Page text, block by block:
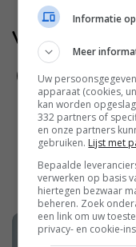
Volg jij ons al?
Informatie
Meer
Uw
apparaat (cookies,
kan worden
332 partners of
en onze partners
gebruiken. Lijst met
Bepaalde
verwerken op basis
hiertegen bezwaar
beheren. Zoek
een link om uw
privacy- en cookie-